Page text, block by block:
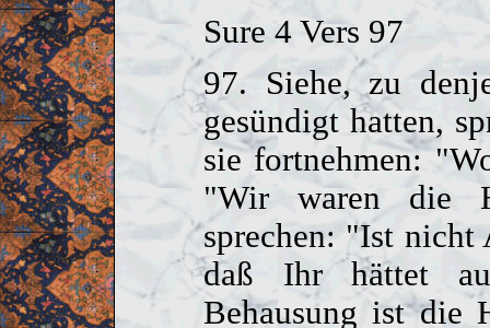
Sure 4 Vers 97
97. Siehe, zu
gesündigt hatten,
sie fortnehmen:
"Wir waren die
sprechen: "Ist nicht
daß Ihr hättet
Behausung ist die